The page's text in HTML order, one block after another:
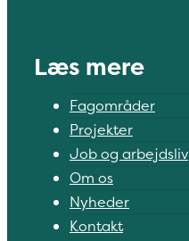
Læs mere
Fagområder
Projekter
Job og arbejdsliv
Om os
Nyheder
Kontakt